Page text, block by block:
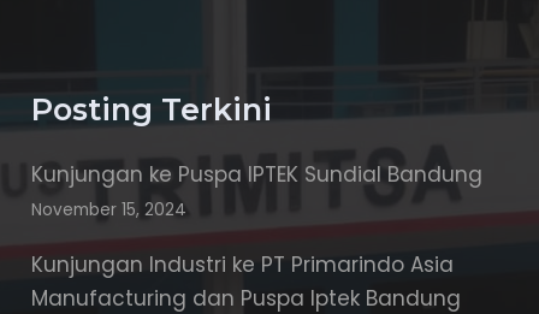
Posting Terkini
Kunjungan ke Puspa IPTEK Sundial Bandung
November 15, 2024
Kunjungan Industri ke PT Primarindo Asia
Manufacturing dan Puspa Iptek Bandung